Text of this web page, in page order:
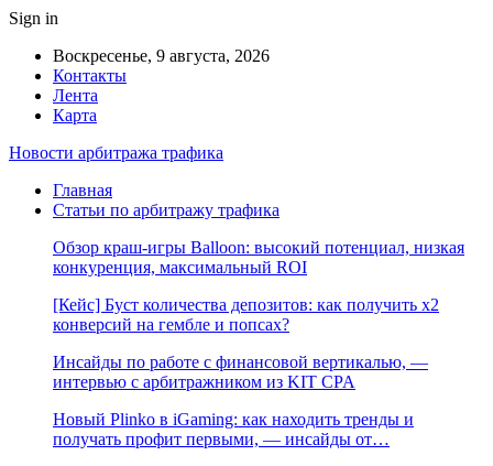
Sign in
Воскресенье, 9 августа, 2026
Контакты
Лента
Карта
Новости арбитража трафика
Главная
Статьи по арбитражу трафика
Обзор краш-игры Balloon: высокий потенциал, низкая
конкуренция, максимальный ROI
[Кейс] Буст количества депозитов: как получить х2
конверсий на гембле и попсах?
Инсайды по работе с финансовой вертикалью, —
интервью с арбитражником из KIT CPA
Новый Plinko в iGaming: как находить тренды и
получать профит первыми, — инсайды от…